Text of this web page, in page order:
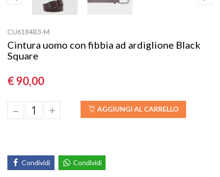
CU6184B3-M
Cintura uomo con fibbia ad ardiglione Black
Square
€ 90,00
– + AGGIUNGI AL CARRELLO
Condividi Condividi